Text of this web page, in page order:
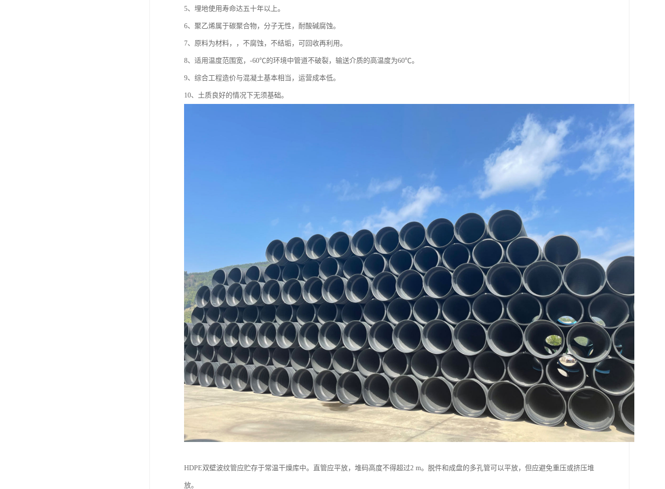
5、埋地使用寿命达五十年以上。
6、聚乙烯属于碳聚合物，分子无性，耐酸碱腐蚀。
7、原料为材料，，不腐蚀，不结垢，可回收再利用。
8、适用温度范围宽，-60℃的环境中管道不破裂，输送介质的高温度为60℃。
9、综合工程造价与混凝土基本相当，运营成本低。
10、土质良好的情况下无须基础。
HDPE双壁波纹管应贮存于常温干燥库中。直管应平放，堆码高度不得超过2 m。脱件和成盘的多孔管可以平放，但应避免重压或挤压堆
放。